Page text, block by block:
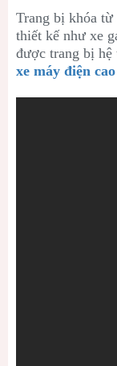
Trang bị khóa
thiết kế như xe
được trang bị hệ
xe máy điện